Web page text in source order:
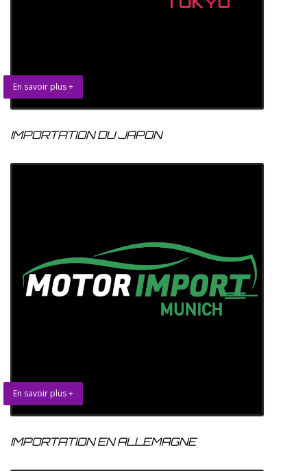
En savoir plus +
IMPORTATION DU JAPON
En savoir plus +
IMPORTATION EN ALLEMAGNE